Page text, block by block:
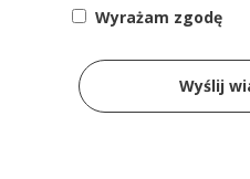
Wyrażam zgodę
Wyślij